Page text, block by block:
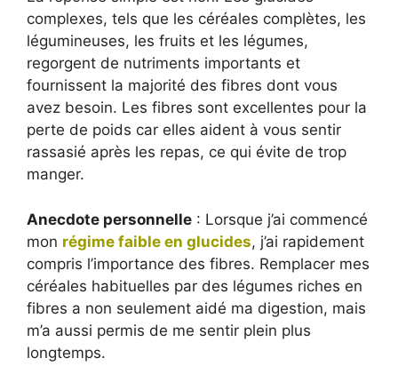
complexes, tels que les céréales complètes, les
légumineuses, les fruits et les légumes,
regorgent de nutriments importants et
fournissent la majorité des fibres dont vous
avez besoin. Les fibres sont excellentes pour la
perte de poids car elles aident à vous sentir
rassasié après les repas, ce qui évite de trop
manger.
Anecdote personnelle : Lorsque j’ai commencé
mon régime faible en glucides, j’ai rapidement
compris l’importance des fibres. Remplacer mes
céréales habituelles par des légumes riches en
fibres a non seulement aidé ma digestion, mais
m’a aussi permis de me sentir plein plus
longtemps.